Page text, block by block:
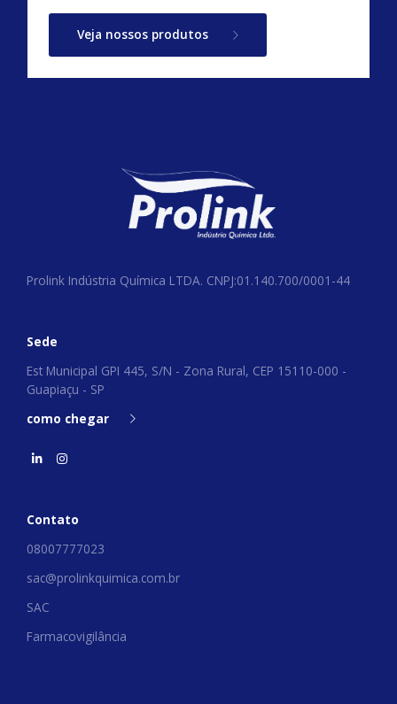
Veja nossos produtos
Prolink Indústria Química LTDA. CNPJ:01.140.700/0001-44
Sede
Est Municipal GPI 445, S/N - Zona Rural, CEP 15110-000 -
Guapiaçu - SP
como chegar
Contato
08007777023
sac@prolinkquimica.com.br
SAC
Farmacovigilância